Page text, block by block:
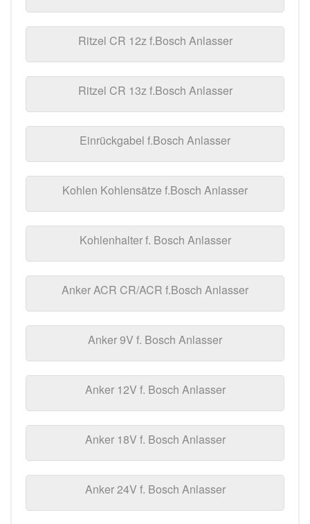
Ritzel CR 12z f.Bosch Anlasser
Ritzel CR 13z f.Bosch Anlasser
Einrückgabel f.Bosch Anlasser
Kohlen Kohlensätze f.Bosch Anlasser
Kohlenhalter f. Bosch Anlasser
Anker ACR CR/ACR f.Bosch Anlasser
Anker 9V f. Bosch Anlasser
Anker 12V f. Bosch Anlasser
Anker 18V f. Bosch Anlasser
Anker 24V f. Bosch Anlasser